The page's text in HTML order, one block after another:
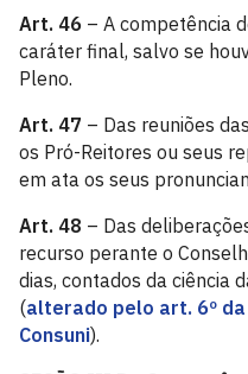
Art. 46 – A competência
caráter final, salvo se
Pleno.
Art. 47 – Das reuniões
os Pró-Reitores ou seus
em ata os seus
Art. 48 – Das
recurso perante o
dias, contados da ciência
(alterado pelo art. 6º
Consuni).